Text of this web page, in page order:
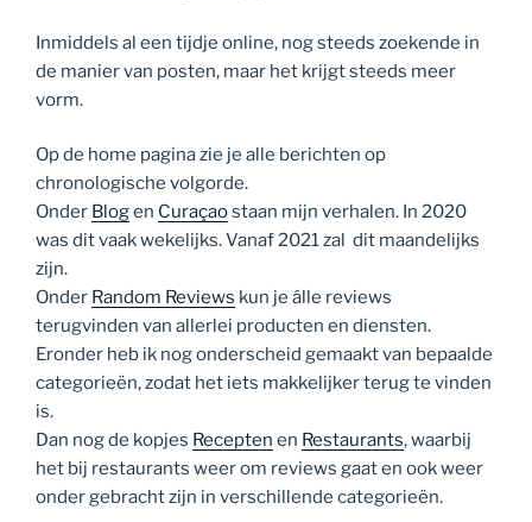
Inmiddels al een tijdje online, nog steeds zoekende in
de manier van posten, maar het krijgt steeds meer
vorm.
Op de home pagina zie je alle berichten op
chronologische volgorde.
Onder Blogen Curaçaostaan mijn verhalen. In 2020
was dit vaak wekelijks. Vanaf 2021 zal dit maandelijks
zijn.
Onder Random Reviews kun je álle reviews
terugvinden van allerlei producten en diensten.
Eronder heb ik nog onderscheid gemaakt van bepaalde
categorieën, zodat het iets makkelijker terug te vinden
is.
Dan nog de kopjes Recepten en Restaurants, waarbij
het bij restaurants weer om reviews gaat en ook weer
onder gebracht zijn in verschillende categorieën.